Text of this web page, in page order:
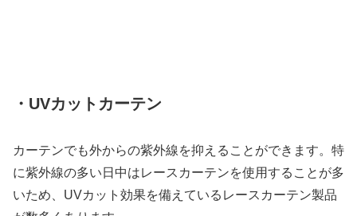
・UVカットカーテン
カーテンでも外からの紫外線を抑えることができます。特
に紫外線の多い日中はレースカーテンを使用することが多
いため、UVカット効果を備えているレースカーテン製品